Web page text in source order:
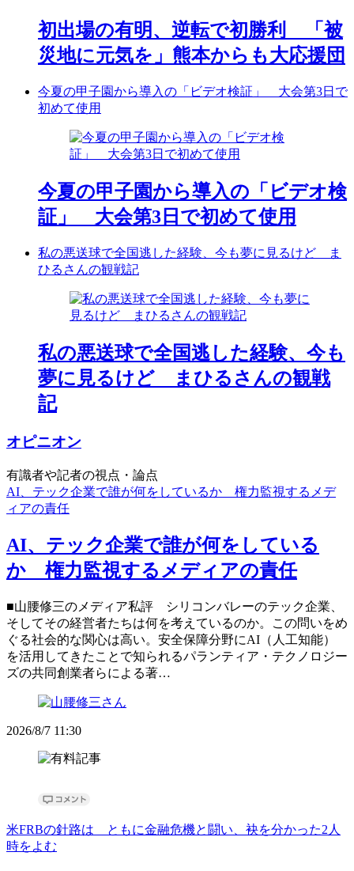
初出場の有明、逆転で初勝利 「被
災地に元気を」熊本からも大応援団
今夏の甲子園から導入の「ビデオ検証」 大会第3日で
初めて使用
今夏の甲子園から導入の「ビデオ検
証」 大会第3日で初めて使用
私の悪送球で全国逃した経験、今も夢に見るけど ま
ひるさんの観戦記
私の悪送球で全国逃した経験、今も
夢に見るけど まひるさんの観戦
記
オピニオン
有識者や記者の視点・論点
AI、テック企業で誰が何をしているか 権力監視するメデ
ィアの責任
AI、テック企業で誰が何をしている
か 権力監視するメディアの責任
■山腰修三のメディア私評 シリコンバレーのテック企業、
そしてその経営者たちは何を考えているのか。この問いをめ
ぐる社会的な関心は高い。安全保障分野にAI（人工知能）
を活用してきたことで知られるパランティア・テクノロジー
ズの共同創業者らによる著…
2026/8/7 11:30
米FRBの針路は ともに金融危機と闘い、袂を分かった2人
時をよむ